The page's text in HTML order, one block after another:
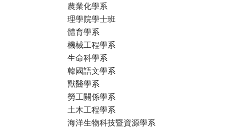
農業化學系
理學院學士班
體育學系
機械工程學系
生命科學系
韓國語文學系
獸醫學系
勞工關係學系
土木工程學系
海洋生物科技暨資源學系